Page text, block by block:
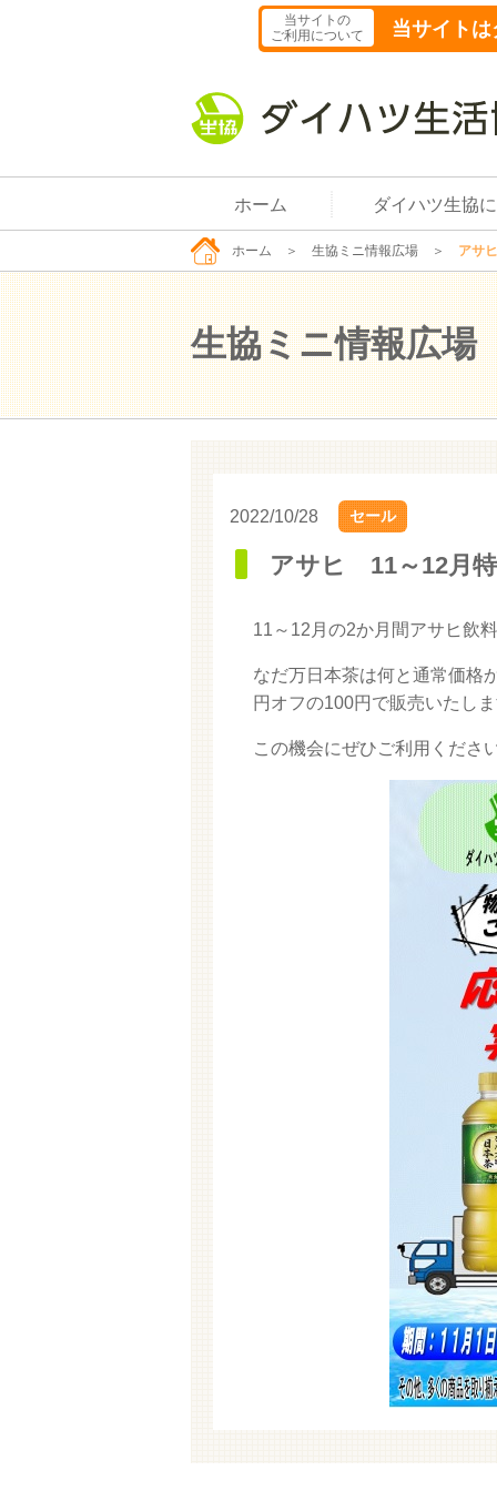
当サイトの
ご利用について
当サイト
ホーム ダイハツ生協
ホーム ＞ 生協ミニ情報広場 ＞ アサ
生協ミニ情報広場
2022/10/28 セール
アサヒ 11～12月
11～12月の2か月間アサヒ飲
なだ万日本茶は何と通常価格
円オフの100円で販売いたし
この機会にぜひご利用くださ